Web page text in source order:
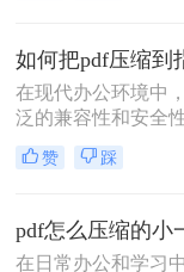
有效的PDF压缩方
在现代办公环境中
泛的兼容性和安全
然而，当这些文件
输不便、占用过多
变得尤为重要。本
常用的方法，帮助
赞 踩
在日常办公和学习